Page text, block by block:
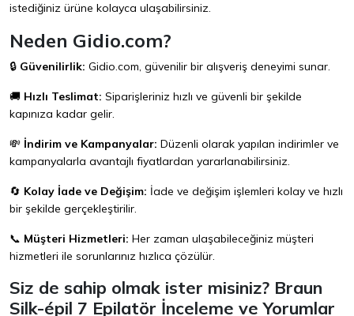
istediğiniz ürüne kolayca ulaşabilirsiniz.
Neden Gidio.com?
🔒 Güvenilirlik: Gidio.com, güvenilir bir alışveriş deneyimi sunar.
🚚 Hızlı Teslimat: Siparişleriniz hızlı ve güvenli bir şekilde
kapınıza kadar gelir.
💸 İndirim ve Kampanyalar: Düzenli olarak yapılan indirimler ve
kampanyalarla avantajlı fiyatlardan yararlanabilirsiniz.
🔄 Kolay İade ve Değişim: İade ve değişim işlemleri kolay ve hızlı
bir şekilde gerçekleştirilir.
📞 Müşteri Hizmetleri: Her zaman ulaşabileceğiniz müşteri
hizmetleri ile sorunlarınız hızlıca çözülür.
Siz de sahip olmak ister misiniz? Braun
Silk-épil 7 Epilatör İnceleme ve Yorumlar